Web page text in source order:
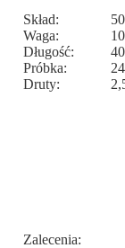
Skład:
Waga:
Długość:
Próbka:
Druty:
Zalecenia: